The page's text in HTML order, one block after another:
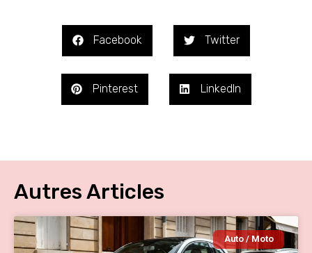
Facebook Twitter
Pinterest LinkedIn
Autres Articles
Auto / Moto